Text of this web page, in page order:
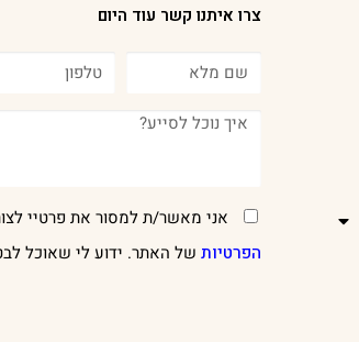
צרו איתנו קשר עוד היום
אני מאשר/ת למסור את פרטיי
הפרטיותשל האתר. ידוע לי שאוכל